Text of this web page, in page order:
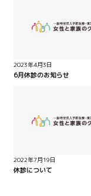
2023年4月3日
6月休診のお知らせ
2022年7月19日
休診について